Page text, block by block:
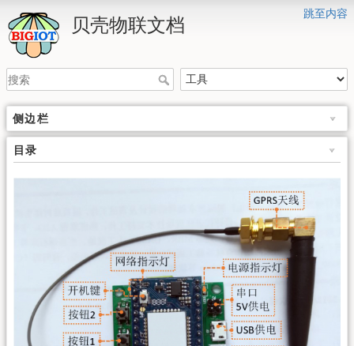
跳至内容
贝壳物联文档
侧边栏
目录